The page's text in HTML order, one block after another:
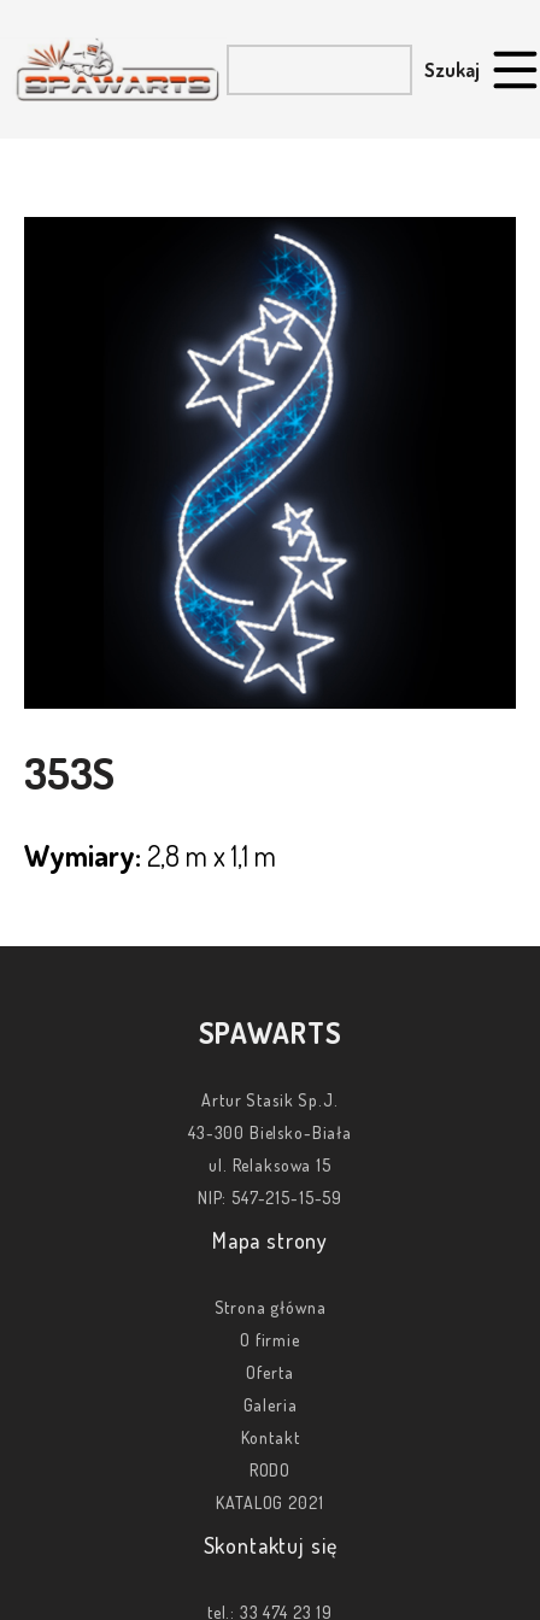
353S
Wymiary: 2,8 m x 1,1 m
SPAWARTS
Artur Stasik Sp.J.
43-300 Bielsko-Biała
ul. Relaksowa 15
NIP: 547-215-15-59
Mapa strony
Strona główna
O firmie
Oferta
Galeria
Kontakt
RODO
KATALOG 2021
Skontaktuj się
tel.: 33 474 23 19